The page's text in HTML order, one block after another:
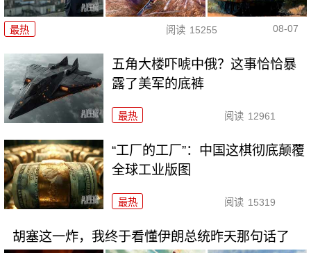
最热 阅读 15255 08-07
五角大楼吓唬中俄？这事恰恰暴
露了美军的底裤
最热 阅读 12961
“工厂的工厂”：中国这棋彻底颠覆
全球工业版图
最热 阅读 15319
胡塞这一炸，我终于看懂伊朗总统昨天那句话了